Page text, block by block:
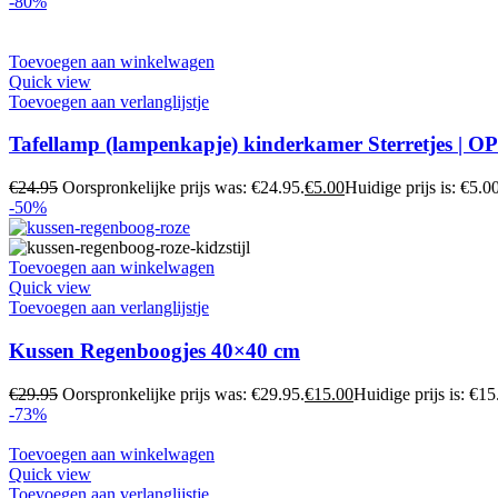
Toevoegen aan winkelwagen
Quick view
Toevoegen aan verlanglijstje
Tafellamp (lampenkapje) kinderkamer Sterretjes |
€24.95 Oorspronkelijke prijs was: €24.95.€5.00Huidige prijs is:
-50%
Toevoegen aan winkelwagen
Quick view
Toevoegen aan verlanglijstje
Kussen Regenboogjes 40×40 cm
€29.95 Oorspronkelijke prijs was: €29.95.€15.00Huidige prijs is:
-73%
Toevoegen aan winkelwagen
Quick view
Toevoegen aan verlanglijstje